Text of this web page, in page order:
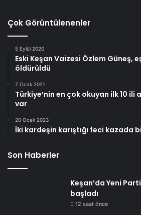
Çok Görüntülenenler
5 Eylül 2020
Eski Keşan Vaizesi Özlem Güneş,
öldürüldü
7 Ocak 2021
Türkiye’nin en çok okuyan ilk 10 ili
var
20 Ocak 2023
İki kardeşin karıştığı feci kazada
Son Haberler
Keşan’da Yeni
başladı
12 saat önce